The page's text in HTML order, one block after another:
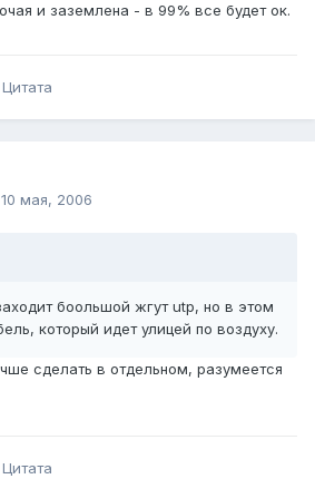
и заземлена - в 99% все будет ок.
Цитата
10 мая, 2006
боольшой жгут utp, но в этом
который идет улицей по воздуху.
сделать в отдельном, разумеется
Цитата